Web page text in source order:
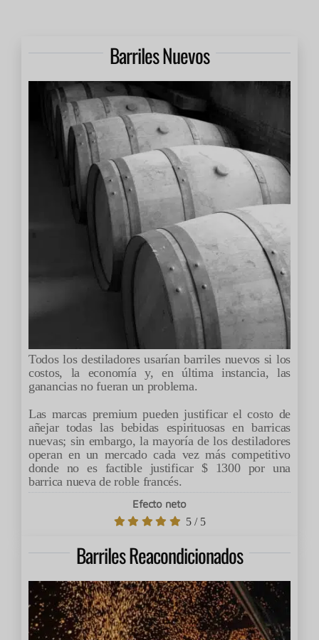
Barriles Nuevos
Todos los destiladores usarían barriles nuevos si los
costos, la economía y, en última instancia, las
ganancias no fueran un problema.
Las marcas premium pueden justificar el costo de
añejar todas las bebidas espirituosas en barricas
nuevas; sin embargo, la mayoría de los destiladores
operan en un mercado cada vez más competitivo
donde no es factible justificar $ 1300 por una
barrica nueva de roble francés.
Efecto neto
5/ 5
Barriles Reacondicionados